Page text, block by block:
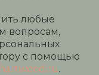
любые
вопросам,
с помощью
.